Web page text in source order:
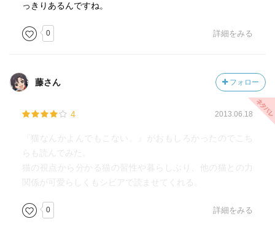
っきりあるんですね。
0 詳細をみる
藤さん フォロー
4 2013.06.18
『猫なんかよんでもこない。』がおもしろかったのでこち
らも読んでみた。
猫の視点から分かる猫の習性や暮らしぶり、他の猫との力
関係が可愛らしくもシビアで読ませてくれる。
0 詳細をみる